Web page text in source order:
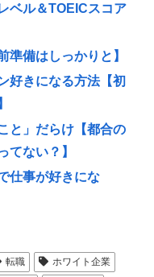
ベル＆TOEICスコア
準備はしっかりと】
好きになる方法【初
と」だらけ【都合の
てない？】
仕事が好きにな
転職
ホワイト企業